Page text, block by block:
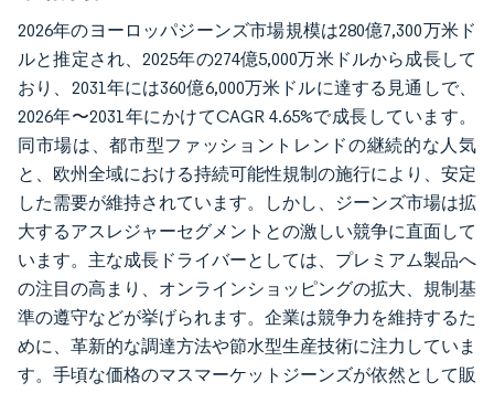
2026年のヨーロッパジーンズ市場規模は280億7,300万米ド
ルと推定され、2025年の274億5,000万米ドルから成長して
おり、2031年には360億6,000万米ドルに達する見通しで、
2026年〜2031年にかけてCAGR 4.65%で成長しています。
同市場は、都市型ファッショントレンドの継続的な人気
と、欧州全域における持続可能性規制の施行により、安定
した需要が維持されています。しかし、ジーンズ市場は拡
大するアスレジャーセグメントとの激しい競争に直面して
います。主な成長ドライバーとしては、プレミアム製品へ
の注目の高まり、オンラインショッピングの拡大、規制基
準の遵守などが挙げられます。企業は競争力を維持するた
めに、革新的な調達方法や節水型生産技術に注力していま
す。手頃な価格のマスマーケットジーンズが依然として販